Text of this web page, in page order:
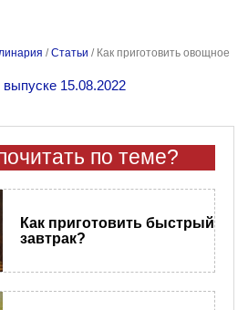
/Статьи / Как приготовить овощное
выпуске 15.08.2022
по теме?
Как приготовить быстрый
завтрак?